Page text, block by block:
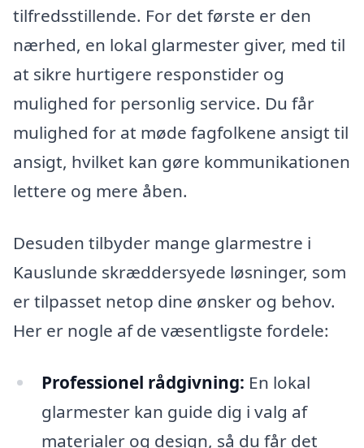
tilfredsstillende. For det første er den
nærhed, en lokal glarmester giver, med til
at sikre hurtigere responstider og
mulighed for personlig service. Du får
mulighed for at møde fagfolkene ansigt til
ansigt, hvilket kan gøre kommunikationen
lettere og mere åben.
Desuden tilbyder mange glarmestre i
Kauslunde skræddersyede løsninger, som
er tilpasset netop dine ønsker og behov.
Her er nogle af de væsentligste fordele:
Professionel rådgivning: En lokal
glarmester kan guide dig i valg af
materialer og design, så du får det